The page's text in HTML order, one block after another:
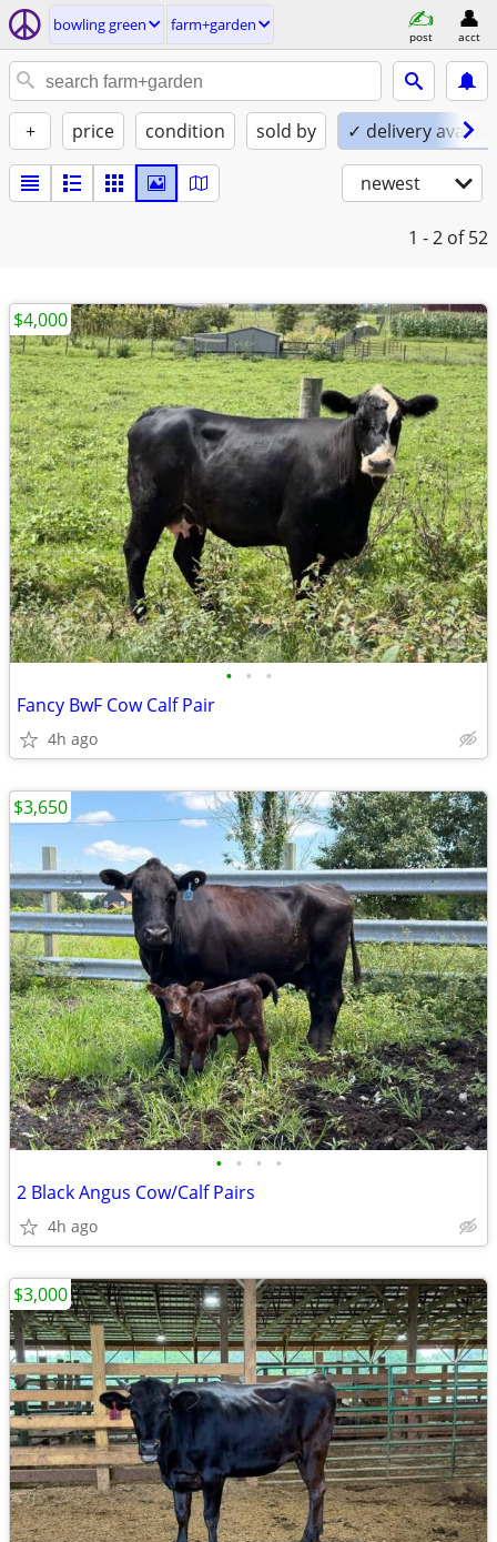
bowling green farm+garden
post acct
+ price condition sold by ✓ delivery
newest
1 - 2 of 52
• • •
Fancy BwF Cow Calf Pair
4h ago
$4,000
• • • •
2 Black Angus Cow/Calf Pairs
4h ago
$3,650
$3,000